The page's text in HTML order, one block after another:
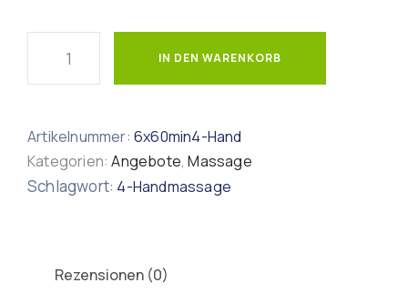
IN DEN WARENKORB
Artikelnummer: 6x60min4-Hand
Kategorien:Angebote,Massage
Schlagwort: 4-Handmassage
Rezensionen (0)